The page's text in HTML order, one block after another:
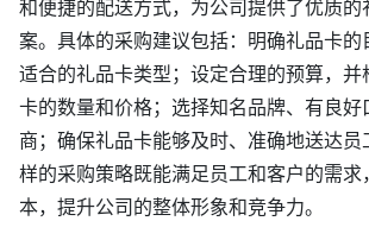
和便捷的配送方式，为公司提供了优质的
案。具体的采购建议包括：明确礼品卡
适合的礼品卡类型；设定合理的预算，并
卡的数量和价格；选择知名品牌、有良好
商；确保礼品卡能够及时、准确地送达
样的采购策略既能满足员工和客户的需
本，提升公司的整体形象和竞争力。